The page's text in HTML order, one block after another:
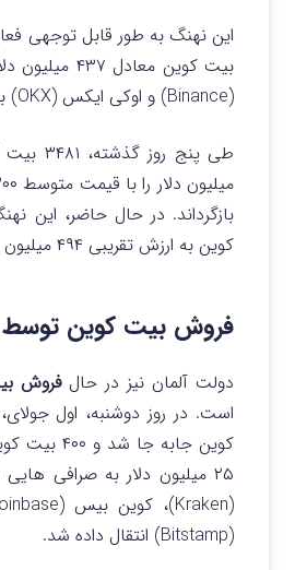
بیت کوین معادل
(Binance) و اوکی ایکس (OKX) برداشت کرده است.
کوین به ارزش تقریبی ۴۹۴ میلیون دلار دارد.
فروش بیت کوین توسط
دولت آلمان نیز در حالفروش
کوین جابه
۲۵ میلیون دلار به صرافی
(Bitstamp) انتقال داده شد.